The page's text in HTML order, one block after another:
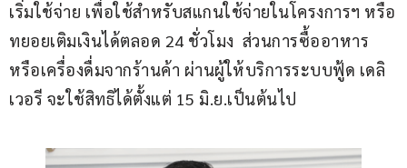
เริ่มใช้จ่าย เพื่อใช้สำหรับสแกนใช้จ่ายในโครงการฯ หรือ
ทยอยเติมเงินได้ตลอด 24 ชั่วโมง  ส่วนการซื้ออาหาร
หรือเครื่องดื่มจากร้านค้า ผ่านผู้ให้บริการระบบฟู้ด เดลิ
เวอรี จะใช้สิทธิได้ตั้งแต่ 15 มิ.ย.เป็นต้นไป